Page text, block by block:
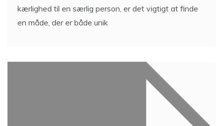
kærlighed til en særlig person, er det vigtigt at finde
en måde, der er både unik